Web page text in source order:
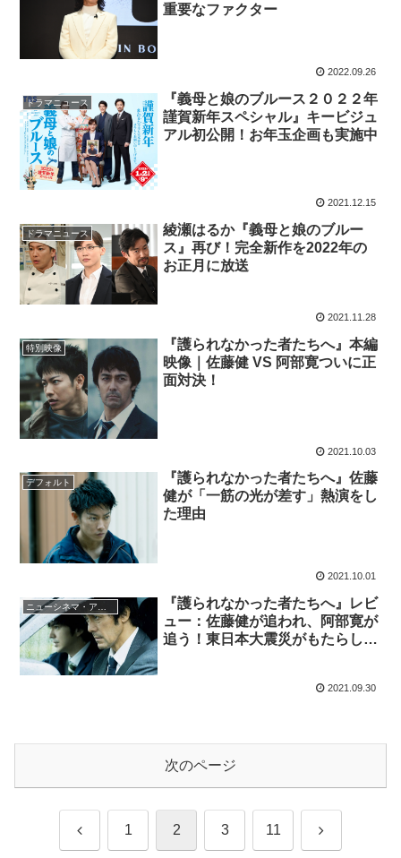
重要なファクター
2022.09.26
ドラマニュース
『義母と娘のブルース２０２２年
謹賀新年スペシャル』キービジュ
アル初公開！お年玉企画も実施中
2021.12.15
ドラマニュース
綾瀬はるか『義母と娘のブルー
ス』再び！完全新作を2022年の
お正月に放送
2021.11.28
特別映像
『護られなかった者たちへ』本編
映像｜佐藤健 VS 阿部寛ついに正
面対決！
2021.10.03
デフォルト
『護られなかった者たちへ』佐藤
健が「一筋の光が差す」熱演をし
た理由
2021.10.01
ニューシネマ・アナリティクス
『護られなかった者たちへ』レビ
ュー：佐藤健が追われ、阿部寛が
追う！東日本大震災がもたらした
2021.09.30
次のページ
前 1 2 3 11 次